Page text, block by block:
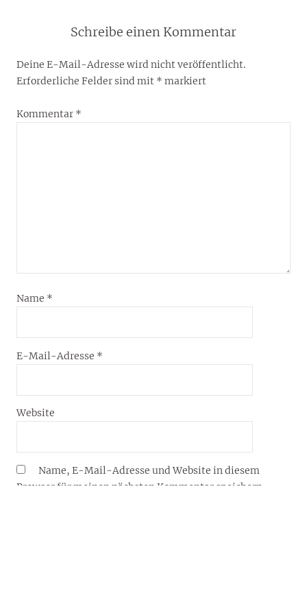
Schreibe einen Kommentar
Deine E-Mail-Adresse wird nicht veröffentlicht.
Erforderliche Felder sind mit * markiert
Kommentar *
Name *
E-Mail-Adresse *
Website
Name, E-Mail-Adresse und Website in diesem
Browser für meinen nächsten Kommentar speichern.